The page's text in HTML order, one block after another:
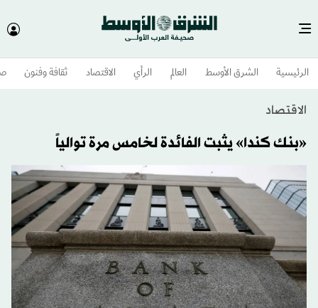
الرئيسية الشرق الأوسط​ العالم الرأي الاقتصاد ثقافة وفنون
الاقتصاد
«بنك كندا» يثبت الفائدة لخامس مرة توالياً